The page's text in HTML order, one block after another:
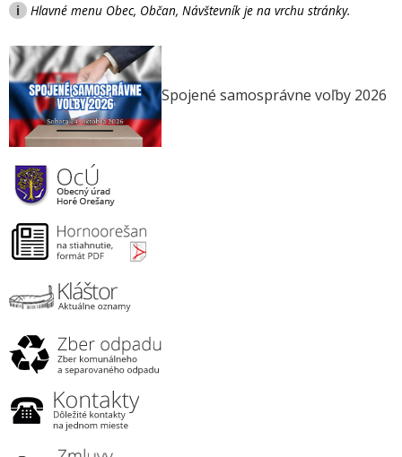
i Hlavné menu Obec, Občan, Návštevník je na vrchu stránky.
Spojené samosprávne voľby 2026